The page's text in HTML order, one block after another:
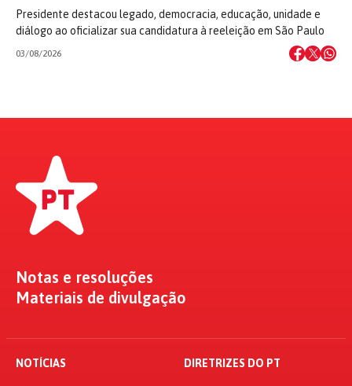
Presidente destacou legado, democracia, educação, unidade e
diálogo ao oficializar sua candidatura à reeleição em São Paulo
03/08/2026
Notas e resoluções
Materiais de divulgação
NOTÍCIAS DIRETRIZES DO PT